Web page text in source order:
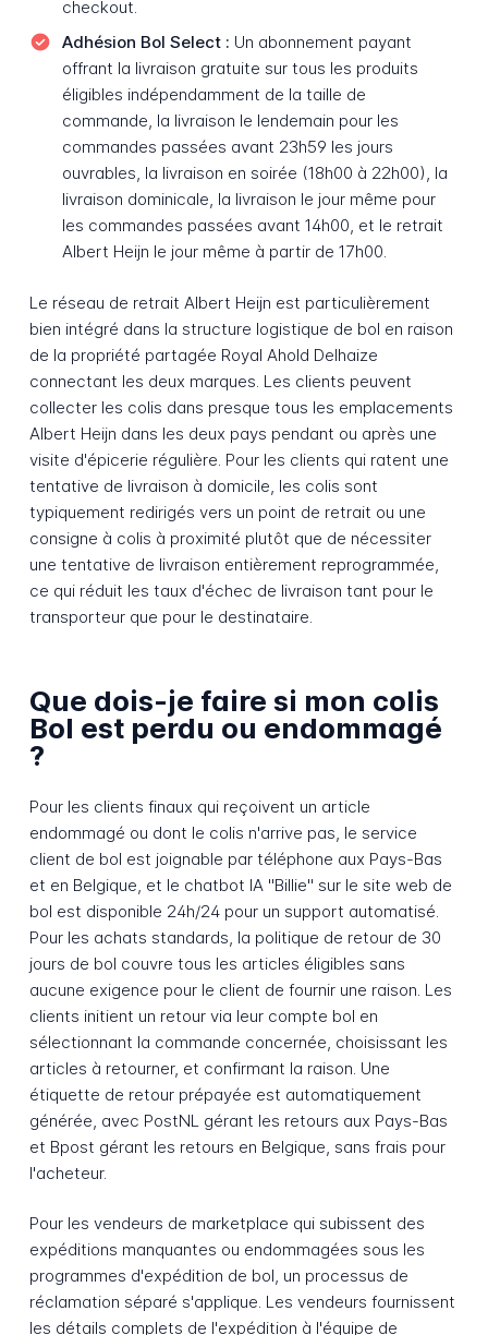
checkout.
Adhésion Bol Select : Un abonnement payant
offrant la livraison gratuite sur tous les produits
éligibles indépendamment de la taille de
commande, la livraison le lendemain pour les
commandes passées avant 23h59 les jours
ouvrables, la livraison en soirée (18h00 à 22h00), la
livraison dominicale, la livraison le jour même pour
les commandes passées avant 14h00, et le retrait
Albert Heijn le jour même à partir de 17h00.
Le réseau de retrait Albert Heijn est particulièrement
bien intégré dans la structure logistique de bol en raison
de la propriété partagée Royal Ahold Delhaize
connectant les deux marques. Les clients peuvent
collecter les colis dans presque tous les emplacements
Albert Heijn dans les deux pays pendant ou après une
visite d'épicerie régulière. Pour les clients qui ratent une
tentative de livraison à domicile, les colis sont
typiquement redirigés vers un point de retrait ou une
consigne à colis à proximité plutôt que de nécessiter
une tentative de livraison entièrement reprogrammée,
ce qui réduit les taux d'échec de livraison tant pour le
transporteur que pour le destinataire.
Que dois-je faire si mon colis
Bol est perdu ou endommagé
?
Pour les clients finaux qui reçoivent un article
endommagé ou dont le colis n'arrive pas, le service
client de bol est joignable par téléphone aux Pays-Bas
et en Belgique, et le chatbot IA "Billie" sur le site web de
bol est disponible 24h/24 pour un support automatisé.
Pour les achats standards, la politique de retour de 30
jours de bol couvre tous les articles éligibles sans
aucune exigence pour le client de fournir une raison. Les
clients initient un retour via leur compte bol en
sélectionnant la commande concernée, choisissant les
articles à retourner, et confirmant la raison. Une
étiquette de retour prépayée est automatiquement
générée, avec PostNL gérant les retours aux Pays-Bas
et Bpost gérant les retours en Belgique, sans frais pour
l'acheteur.
Pour les vendeurs de marketplace qui subissent des
expéditions manquantes ou endommagées sous les
programmes d'expédition de bol, un processus de
réclamation séparé s'applique. Les vendeurs fournissent
les détails complets de l'expédition à l'équipe de